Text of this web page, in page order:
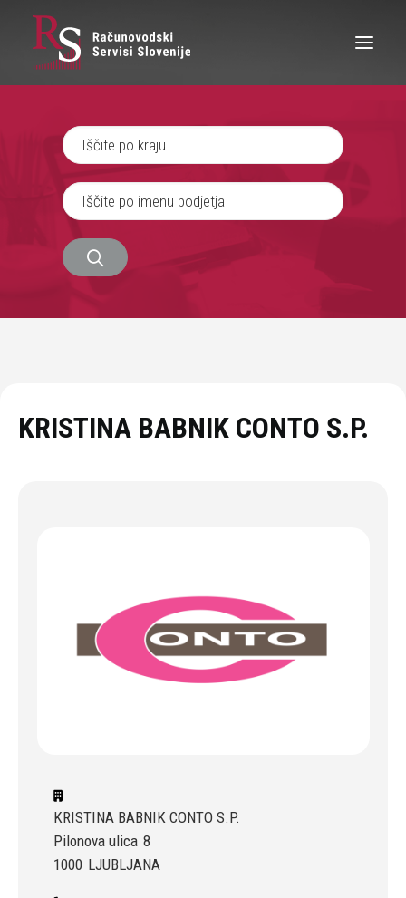
IŠČEM RAČUNOVODJO
SEM RAČUNOVODJA
ZAPOSLITEV
KRISTINA BABNIK CONTO S.P.
KRISTINA BABNIK CONTO S.P.
Pilonova ulica 8
1000 LJUBLJANA